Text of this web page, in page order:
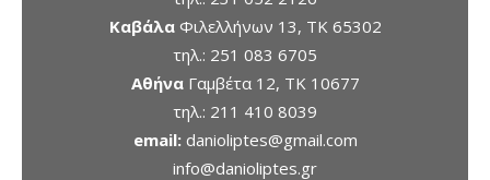
ΚαβάλαΦιλελλήνων 13, ΤΚ 65302
τηλ.: 251 083 6705
ΑθήναΓαμβέτα 12, ΤΚ 10677
τηλ.: 211 410 8039
email: danioliptes@gmail.com
info@danioliptes.gr